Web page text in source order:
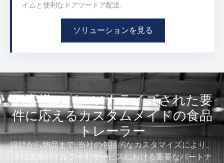
イムと便利なドアツードア配送.
ソリューションを見る
お客様のパーソナライズされた要
件に応えるカスタムメイドの食品
トレーラー
設計から納品まで, 当社の包括的なカスタマイズにより、
当社はモバイルフードサービスにおける重要なパートナ